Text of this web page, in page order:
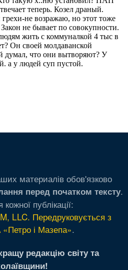
материалів обов'язково
перед початком тексту.
публікації:
LLC. Передруковується з
«Петро і Мазепа».
редакцію світу та